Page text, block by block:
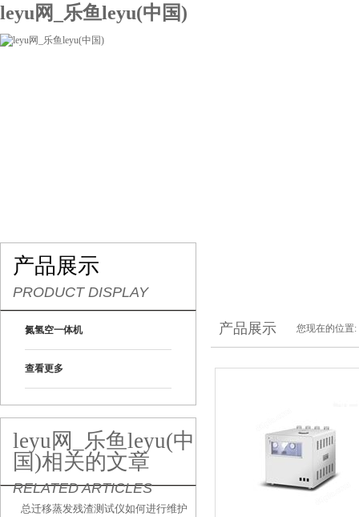
leyu网_乐鱼leyu(中国)
产品展示
PRODUCT DISPLAY
氮氢空一体机
查看更多
leyu网_乐鱼leyu(中
国)相关的文章
RELATED ARTICLES
总迁移蒸发残渣测试仪如何进行维护
产品展示 您现在的位置: